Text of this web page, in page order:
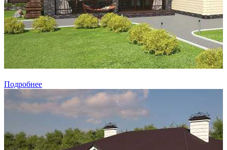
Подробнее